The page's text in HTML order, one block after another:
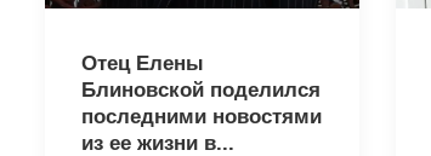
Отец Елены
Блиновской поделился
последними новостями
из ее жизни в...